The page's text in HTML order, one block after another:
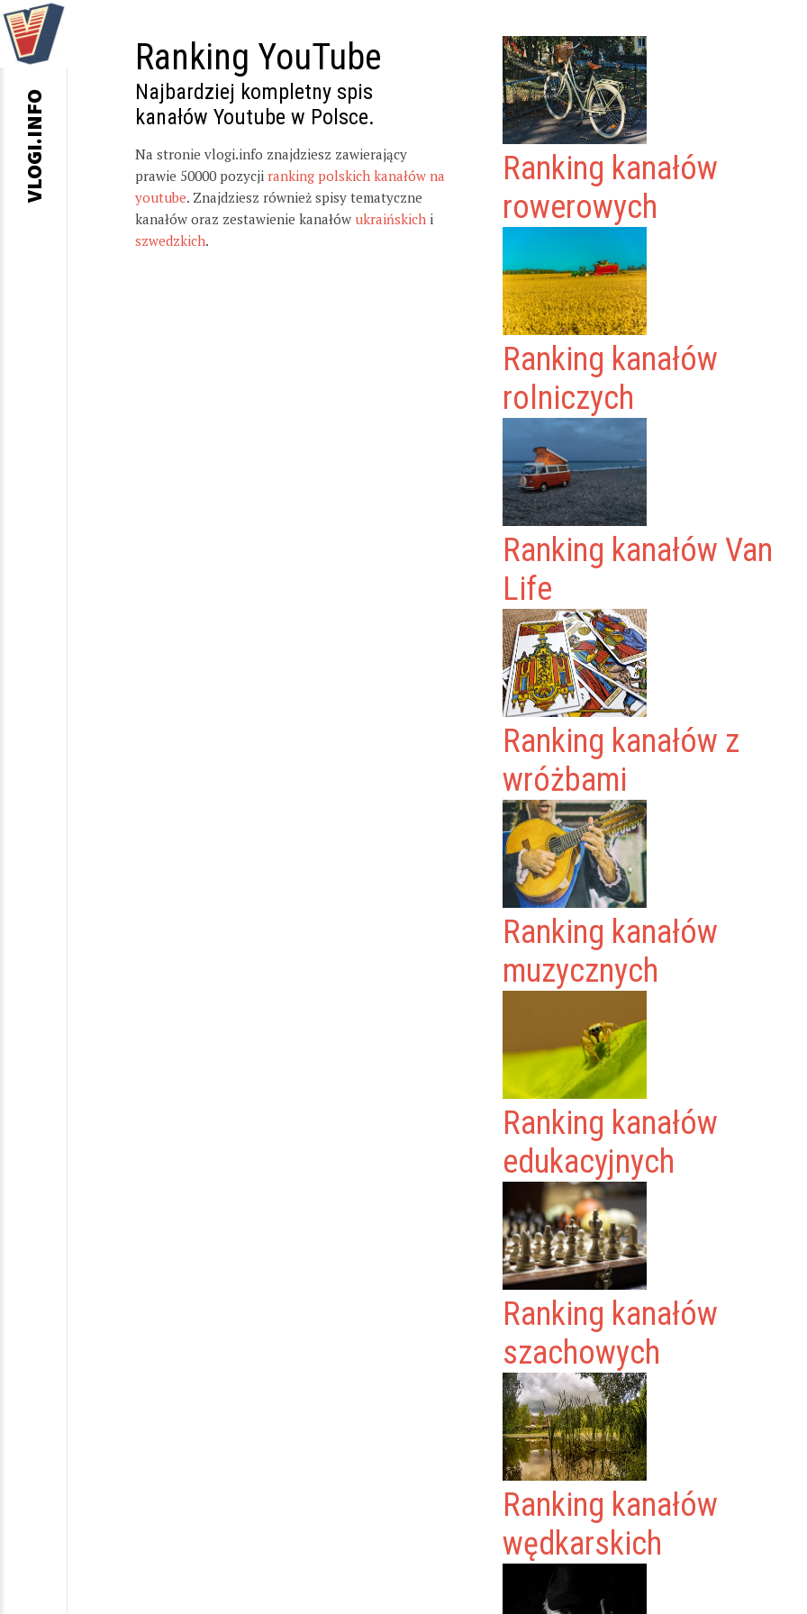
Ranking YouTube
Najbardziej kompletny spis
kanałów Youtube w Polsce.
Na stronie vlogi.info znajdziesz zawierający
prawie 50000 pozycji ranking polskich kanałów na
youtube. Znajdziesz również spisy tematyczne
kanałów oraz zestawienie kanałów ukraińskich i
szwedzkich.
Ranking kanałów
rowerowych
Ranking kanałów
rolniczych
Ranking kanałów Van
Life
Ranking kanałów z
wróżbami
Ranking kanałów
muzycznych
Ranking kanałów
edukacyjnych
Ranking kanałów
szachowych
Ranking kanałów
wędkarskich
VLOGI.INFO